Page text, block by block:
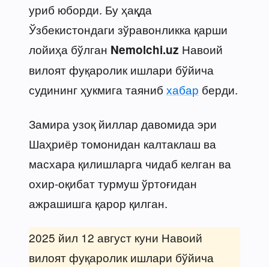
уриб юборди. Бу ҳақда
Ўзбекистондаги зўравонликка қарши
лойиҳа бўлган Nemolchi.uz Навоий
вилоят фуқаролик ишлари бўйича
судининг ҳукмига таяниб хабар берди.
Замира узоқ йиллар давомида эри
Шаҳриёр томонидан калтаклаш ва
масхара қилишларга чидаб келган ва
охир-оқибат турмуш ўртоғидан
ажрашишга қарор қилган.
2025 йил 12 август куни Навоий
вилоят фуқаролик ишлари бўйича